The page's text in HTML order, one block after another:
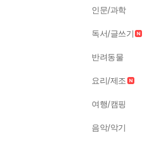
인문/과학
독서/글쓰기
반려동물
요리/제조
여행/캠핑
음악/악기